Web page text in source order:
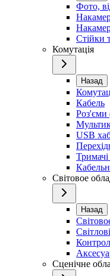
Фото,
Стійки
Комутація
Назад
Кабель
Роз'єми
USB
Тримачі
Світовое
Назад
Сценічне